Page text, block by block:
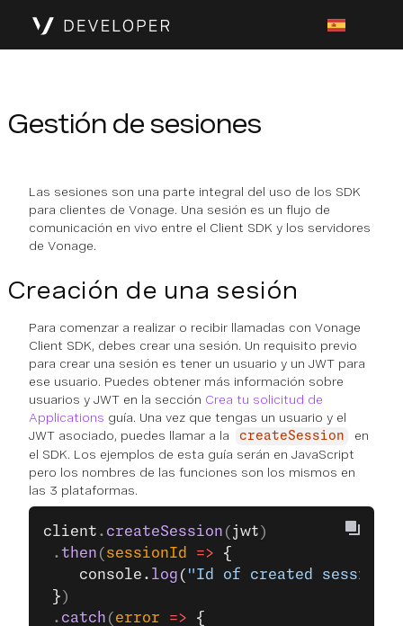
Gestión de sesiones
Las sesiones son una parte integral del uso de los SDK
para clientes de Vonage. Una sesión es un flujo de
comunicación en vivo entre el Client SDK y los servidores
de Vonage.
Creación de una sesión
Para comenzar a realizar o recibir llamadas con Vonage
Client SDK, debes crear una sesión. Un requisito previo
para crear una sesión es tener un usuario y un JWT para
ese usuario. Puedes obtener más información sobre
usuarios y JWT en la sección Crea tu solicitud de
Applications guía. Una vez que tengas un usuario y el
JWT asociado, puedes llamar a la
createSession
en
el SDK. Los ejemplos de esta guía serán en JavaScript
pero los nombres de las funciones son los mismos en
las 3 plataformas.
client . createSession ( jwt )
.then ( sessionId => {
    console.
log ( "Id of created session:
} )
. catch ( error => {